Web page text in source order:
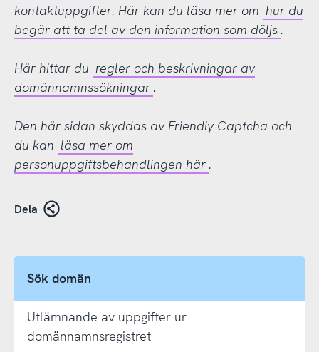
kontaktuppgifter. Här kan du läsa mer om hur du
begär att ta del av den information som döljs .
Här hittar du regler och beskrivningar av
domännamnssökningar .
Den här sidan skyddas av Friendly Captcha och
du kan läsa mer om
personuppgiftsbehandlingen här .
Dela
Sök domän
Utlämnande av uppgifter ur
domännamnsregistret